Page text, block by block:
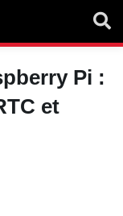
Pi :
et